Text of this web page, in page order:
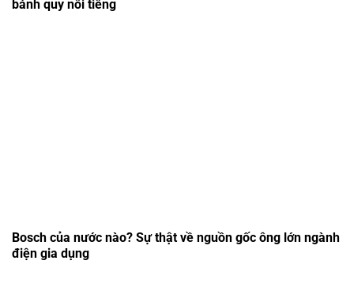
bánh quy nổi tiếng
Bosch của nước nào? Sự thật về nguồn gốc ông lớn ngành
điện gia dụng